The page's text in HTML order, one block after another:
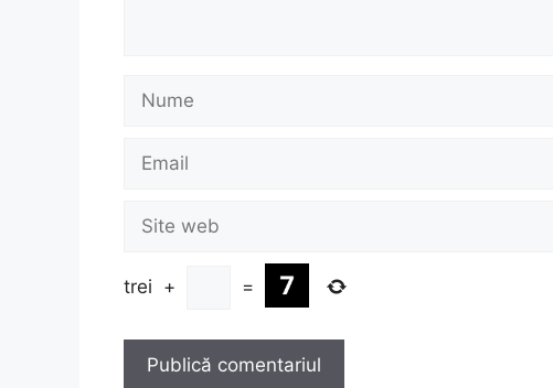
Nume
Email
Site
web
trei + =